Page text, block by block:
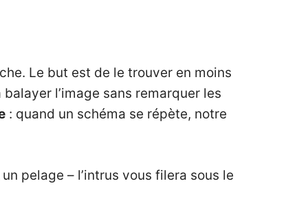
Le but est de le trouver en moins
l’image sans remarquer les
: quand un schéma se répète, notre
pelage – l’intrus vous filera sous le